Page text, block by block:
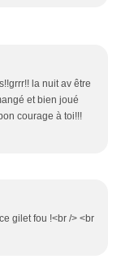
la nuit av être
et bien joué
courage à toi!!!
gilet fou !<br /> <br